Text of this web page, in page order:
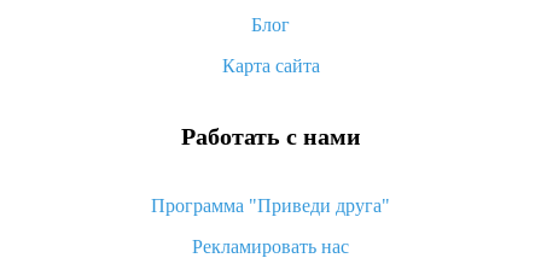
возврата денег
Блог
Карта сайта
Работать с нами
Программа "Приведи друга"
Рекламировать нас